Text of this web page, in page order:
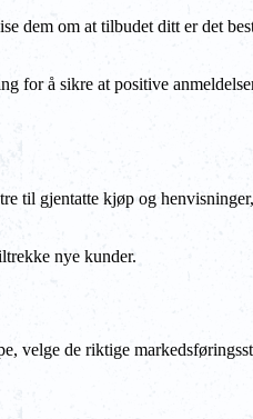
dem om at tilbudet ditt er det
for å sikre at positive
til gjentatte kjøp og
nye kunder.
velge de riktige